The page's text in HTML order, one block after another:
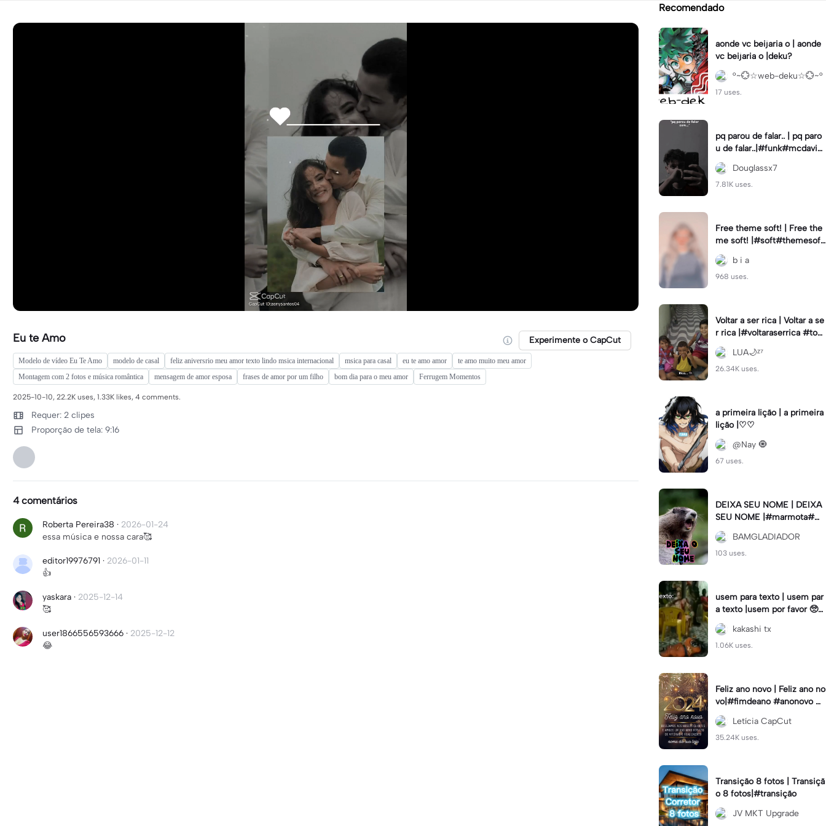
Eu te Amo Experimente o CapCut
Modelo de vídeo Eu Te Amo modelo de casal feliz aniversrio meu amor texto lindo msica internacional msica para casal eu te amo amor
te amo muito meu amor
Montagem com 2 fotos e música romântica
mensagem de amor esposa frases de amor por um filho bom dia para o meu amor Ferrugem Momentos
2025-10-10, 22.2K uses, 1.33K likes, 4 comments.
Requer: 2 clipes
Proporção de tela: 9:16
4 comentários
Roberta Pereira38 · 2026-01-24
essa música e nossa cara🥰
editor19976791 · 2026-01-11
👍
yaskara · 2025-12-14
🥰
user1866556593666 · 2025-12-12
😂
Recomendado
aonde vc beijaria o | aonde
vc beijaria o |deku?
°~💮☆web-deku☆💮~°
17 uses.
pq parou de falar.. | pq paro
u de falar..|#funk#mcdavi#
indireta#fyp
Douglassx7
7.81K uses.
Free theme soft! | Free the
me soft! |#soft#themesoft
#freethemesoft#softcolori
ng
b i a
968 uses.
Voltar a ser rica | Voltar a se
r rica |#voltaraserrica #top
criador #viral
LUA🌙ᶻ⁷
26.34K uses.
a primeira lição | a primeira
lição |♡♡
@Nay 🧿
67 uses.
DEIXA SEU NOME | DEIXA
SEU NOME |#marmota#m
eme#viral#
BAMGLADIADOR
103 uses.
usem para texto | usem par
a texto |usem por favor 🥺#
fy#viral#usem#textoeditav
el#animekakashi tx
1.06K uses.
Feliz ano novo | Feliz ano no
vo|#fimdeano #anonovo #
statusdodia #loja #topcriad
or
Letícia CapCut
35.24K uses.
Transição 8 fotos | Transiçã
o 8 fotos|#transição
JV MKT Upgrade